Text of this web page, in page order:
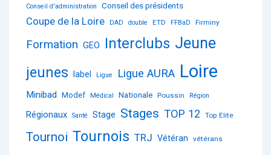
Conseil d'administration Conseil des présidents
Coupe de la Loire DAD double ETD FFBaD Firminy
Formation GEO Interclubs Jeune
jeunes label Ligue Ligue AURA Loire
Minibad Modef Médical Nationale Poussin Région
Régionaux Santé Stage Stages TOP 12 Top Elite
Tournoi Tournois TRJ Vétéran vétérans